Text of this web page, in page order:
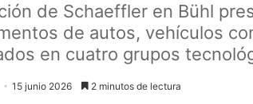
de Schaeffler en Bühl
de autos, vehículos
en cuatro grupos
15 junio 2026 2 minutos de lectura